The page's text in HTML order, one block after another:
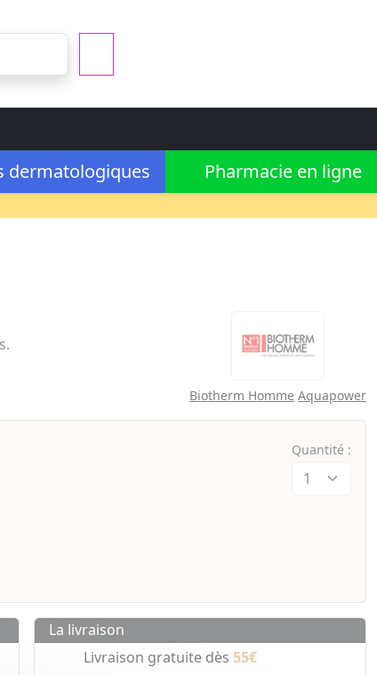
dermatologiques
Pharmacie en ligne
Biotherm Homme Aquapower
Quantité :
La livraison
Livraison gratuite dès 55€